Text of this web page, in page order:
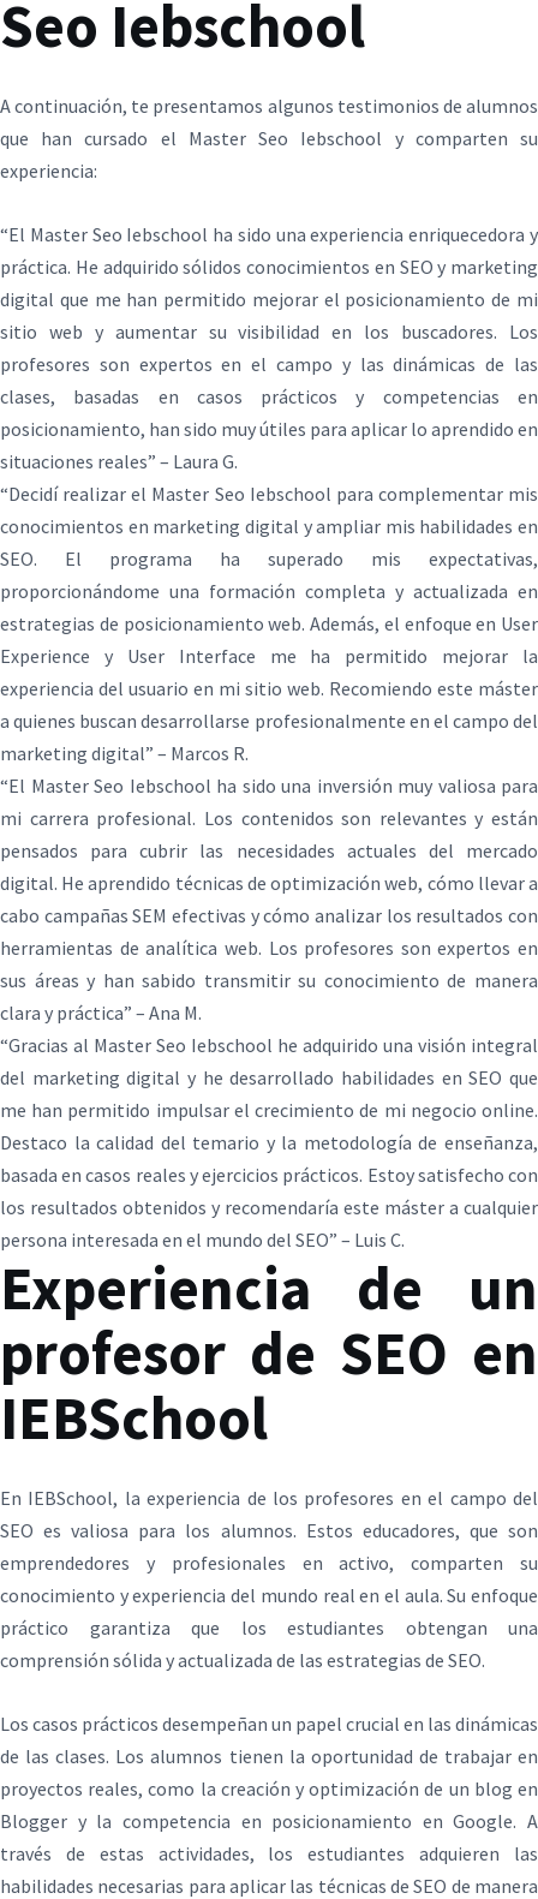
Seo Iebschool
A continuación, te presentamos algunos testimonios de alumnos
que han cursado el Master Seo Iebschool y comparten su
experiencia:
“El Master Seo Iebschool ha sido una experiencia enriquecedora y
práctica. He adquirido sólidos conocimientos en SEO y marketing
digital que me han permitido mejorar el posicionamiento de mi
sitio web y aumentar su visibilidad en los buscadores. Los
profesores son expertos en el campo y las dinámicas de las
clases, basadas en casos prácticos y competencias en
posicionamiento, han sido muy útiles para aplicar lo aprendido en
situaciones reales” – Laura G.
“Decidí realizar el Master Seo Iebschool para complementar mis
conocimientos en marketing digital y ampliar mis habilidades en
SEO. El programa ha superado mis expectativas,
proporcionándome una formación completa y actualizada en
estrategias de posicionamiento web. Además, el enfoque en User
Experience y User Interface me ha permitido mejorar la
experiencia del usuario en mi sitio web. Recomiendo este máster
a quienes buscan desarrollarse profesionalmente en el campo del
marketing digital” – Marcos R.
“El Master Seo Iebschool ha sido una inversión muy valiosa para
mi carrera profesional. Los contenidos son relevantes y están
pensados para cubrir las necesidades actuales del mercado
digital. He aprendido técnicas de optimización web, cómo llevar a
cabo campañas SEM efectivas y cómo analizar los resultados con
herramientas de analítica web. Los profesores son expertos en
sus áreas y han sabido transmitir su conocimiento de manera
clara y práctica” – Ana M.
“Gracias al Master Seo Iebschool he adquirido una visión integral
del marketing digital y he desarrollado habilidades en SEO que
me han permitido impulsar el crecimiento de mi negocio online.
Destaco la calidad del temario y la metodología de enseñanza,
basada en casos reales y ejercicios prácticos. Estoy satisfecho con
los resultados obtenidos y recomendaría este máster a cualquier
persona interesada en el mundo del SEO” – Luis C.
Experiencia de un
profesor de SEO en
IEBSchool
En IEBSchool, la experiencia de los profesores en el campo del
SEO es valiosa para los alumnos. Estos educadores, que son
emprendedores y profesionales en activo, comparten su
conocimiento y experiencia del mundo real en el aula. Su enfoque
práctico garantiza que los estudiantes obtengan una
comprensión sólida y actualizada de las estrategias de SEO.
Los casos prácticos desempeñan un papel crucial en las dinámicas
de las clases. Los alumnos tienen la oportunidad de trabajar en
proyectos reales, como la creación y optimización de un blog en
Blogger y la competencia en posicionamiento en Google. A
través de estas actividades, los estudiantes adquieren las
habilidades necesarias para aplicar las técnicas de SEO de manera